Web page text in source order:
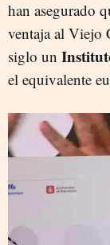
han asegurado
ventaja al Viejo
siglo un
el equivalente